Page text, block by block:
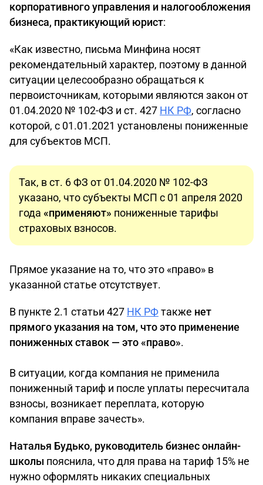
корпоративного управления и налогообложения
бизнеса, практикующий юрист:
«Как известно, письма Минфина носят
рекомендательный характер, поэтому в данной
ситуации целесообразно обращаться к
первоисточникам, которыми являются закон от
01.04.2020 № 102-ФЗ и ст. 427 НК РФ, согласно
которой, с 01.01.2021 установлены пониженные
для субъектов МСП.
Так, в ст. 6 ФЗ от 01.04.2020 № 102-ФЗ
указано, что субъекты МСП с 01 апреля 2020
года «применяют» пониженные тарифы
страховых взносов.
Прямое указание на то, что это «право» в
указанной статье отсутствует.
В пункте 2.1 статьи 427 НК РФтакже нет
прямого указания на том, что это применение
пониженных ставок — это «право».
В ситуации, когда компания не применила
пониженный тариф и после уплаты пересчитала
взносы, возникает переплата, которую
компания вправе зачесть».
Наталья Будько, руководитель бизнес онлайн-
школы пояснила, что для права на тариф 15% не
нужно оформлять никаких специальных